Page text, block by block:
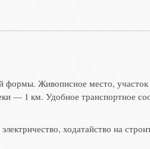
формы. Живописное место, участок
— 1 км. Удобное транспортное
ходатайство на